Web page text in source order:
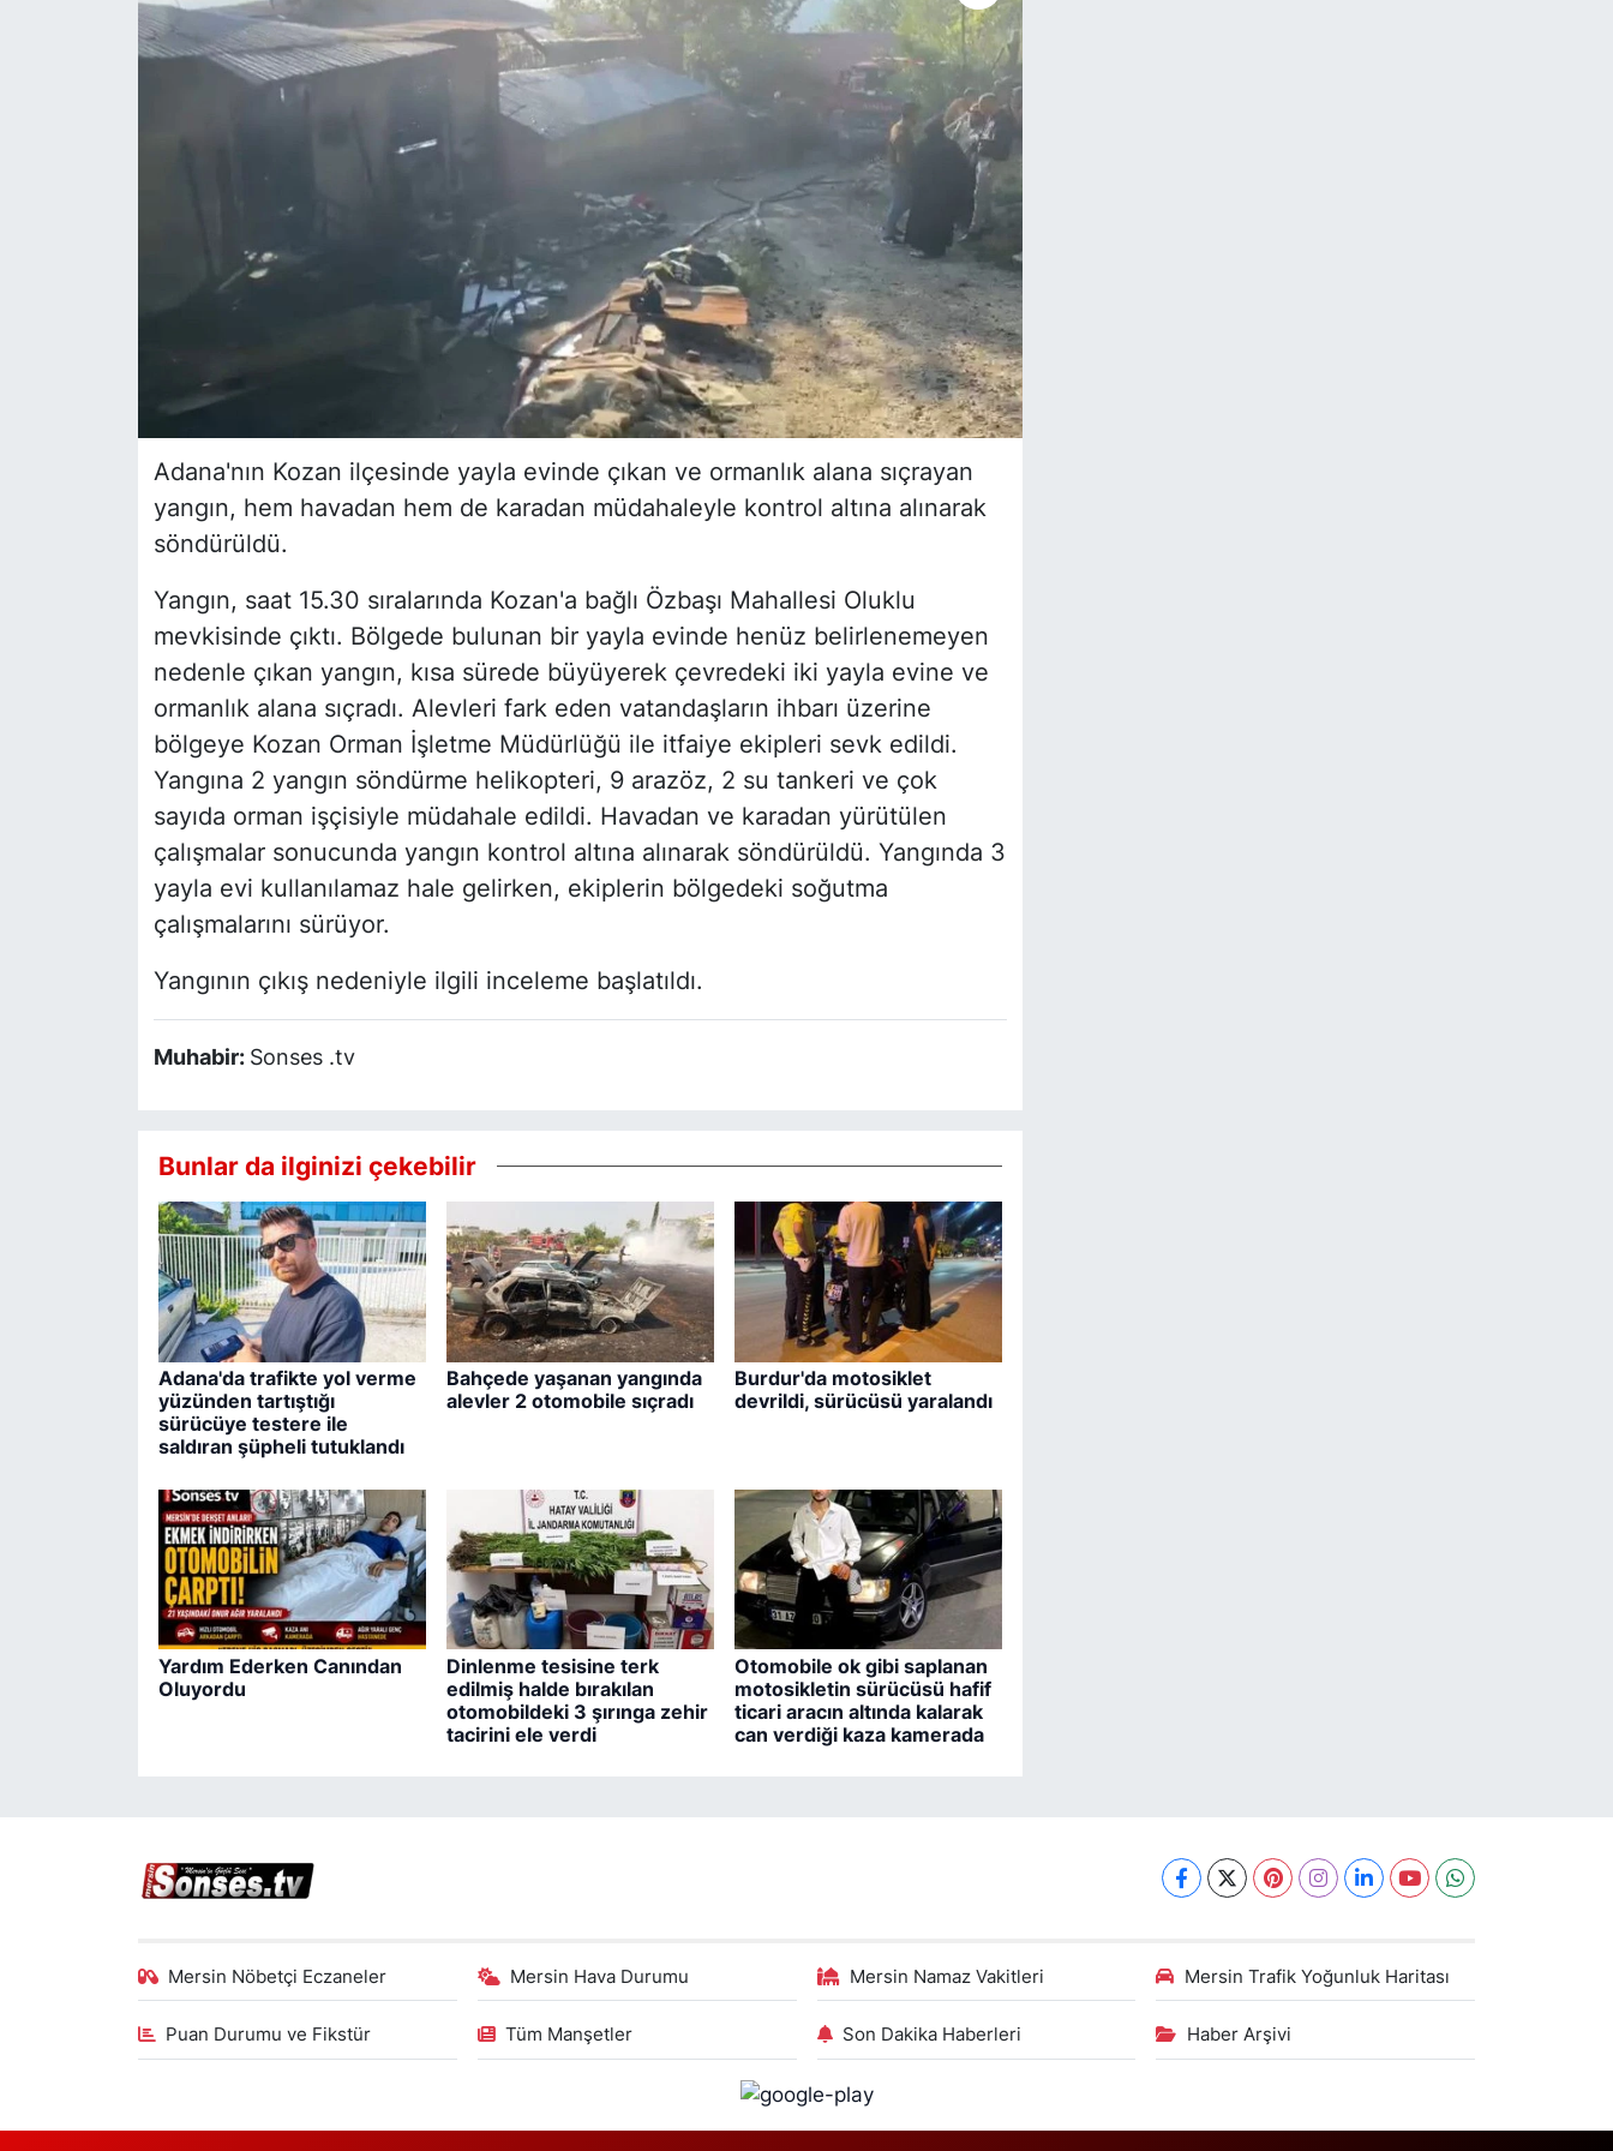
Adana'nın Kozan ilçesinde yayla evinde çıkan ve ormanlık alana sıçrayan
yangın, hem havadan hem de karadan müdahaleyle kontrol altına alınarak
söndürüldü.
Yangın, saat 15.30 sıralarında Kozan'a bağlı Özbaşı Mahallesi Oluklu
mevkisinde çıktı. Bölgede bulunan bir yayla evinde henüz belirlenemeyen
nedenle çıkan yangın, kısa sürede büyüyerek çevredeki iki yayla evine ve
ormanlık alana sıçradı. Alevleri fark eden vatandaşların ihbarı üzerine
bölgeye Kozan Orman İşletme Müdürlüğü ile itfaiye ekipleri sevk edildi.
Yangına 2 yangın söndürme helikopteri, 9 arazöz, 2 su tankeri ve çok
sayıda orman işçisiyle müdahale edildi. Havadan ve karadan yürütülen
çalışmalar sonucunda yangın kontrol altına alınarak söndürüldü. Yangında 3
yayla evi kullanılamaz hale gelirken, ekiplerin bölgedeki soğutma
çalışmalarını sürüyor.
Yangının çıkış nedeniyle ilgili inceleme başlatıldı.
Muhabir: Sonses .tv
Bunlar da ilginizi çekebilir
Adana'da trafikte yol verme
yüzünden tartıştığı
sürücüye testere ile
saldıran şüpheli tutuklandı
Bahçede yaşanan yangında
alevler 2 otomobile sıçradı
Burdur'da motosiklet
devrildi, sürücüsü yaralandı
Yardım Ederken Canından
Oluyordu
Dinlenme tesisine terk
edilmiş halde bırakılan
otomobildeki 3 şırınga zehir
tacirini ele verdi
Otomobile ok gibi saplanan
motosikletin sürücüsü hafif
ticari aracın altında kalarak
can verdiği kaza kamerada
Mersin Nöbetçi Eczaneler Mersin Hava Durumu Mersin Namaz Vakitleri Mersin Trafik Yoğunluk Haritası
Puan Durumu ve Fikstür Tüm Manşetler Son Dakika Haberleri Haber Arşivi
Siyaset